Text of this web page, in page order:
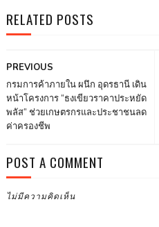
RELATED POSTS
PREVIOUS
กรมการค้าภายใน ผนึก อุดรธานี เดิน
หน้าโครงการ “ธงเขียวราคาประหยัด
พลัส” ช่วยเกษตรกรและประชาชนลด
ค่าครองชีพ
POST A COMMENT
ไม่มีความคิดเห็น